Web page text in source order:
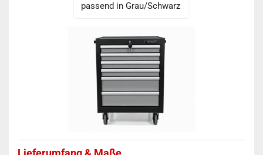
passend in Grau/Schwarz